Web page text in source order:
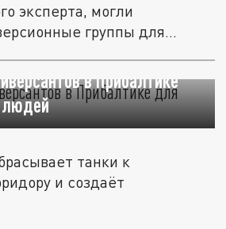
эксперта, могли
группы для...
в Прибалтике
людей
танки к
и создаёт